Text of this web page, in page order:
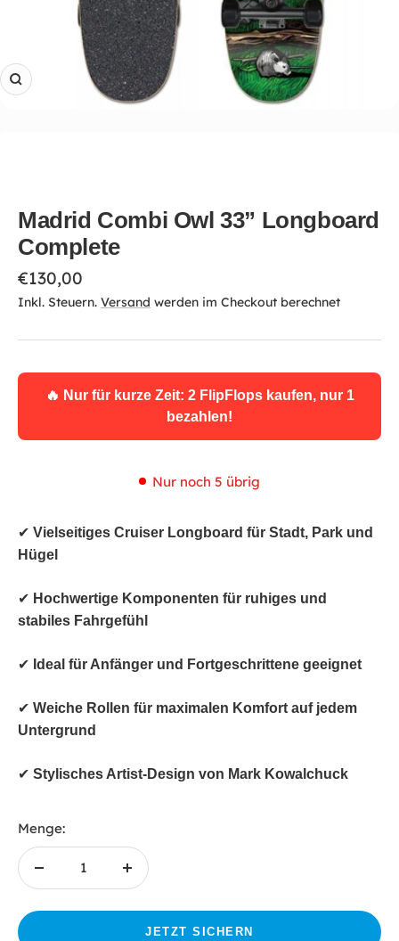
Zoom
Madrid Combi Owl 33” Longboard
Complete
Angebotspreis
€130,00
Inkl. Steuern. Versand werden im Checkout berechnet
🔥 Nur für kurze Zeit: 2 FlipFlops kaufen, nur 1
bezahlen!
Nur noch 5 übrig
✔ Vielseitiges Cruiser Longboard für Stadt, Park und
Hügel
✔ Hochwertige Komponenten für ruhiges und
stabiles Fahrgefühl
✔ Ideal für Anfänger und Fortgeschrittene geeignet
✔ Weiche Rollen für maximalen Komfort auf jedem
Untergrund
✔ Stylisches Artist-Design von Mark Kowalchuck
Menge:
Menge
Menge
JETZT SICHERN